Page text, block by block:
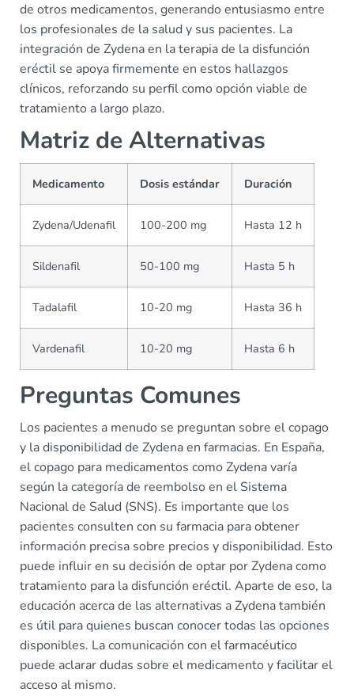
de otros medicamentos, generando entusiasmo entre
los profesionales de la salud y sus pacientes. La
integración de Zydena en la terapia de la disfunción
eréctil se apoya firmemente en estos hallazgos
clínicos, reforzando su perfil como opción viable de
tratamiento a largo plazo.
Matriz de Alternativas
Medicamento Dosis estándar Duración
Zydena/Udenafil 100-200 mg Hasta 12 h
Sildenafil 50-100 mg Hasta 5 h
Tadalafil 10-20 mg Hasta 36 h
Vardenafil 10-20 mg Hasta 6 h
Preguntas Comunes
Los pacientes a menudo se preguntan sobre el copago
y la disponibilidad de Zydena en farmacias. En España,
el copago para medicamentos como Zydena varía
según la categoría de reembolso en el Sistema
Nacional de Salud (SNS). Es importante que los
pacientes consulten con su farmacia para obtener
información precisa sobre precios y disponibilidad. Esto
puede influir en su decisión de optar por Zydena como
tratamiento para la disfunción eréctil. Aparte de eso, la
educación acerca de las alternativas a Zydena también
es útil para quienes buscan conocer todas las opciones
disponibles. La comunicación con el farmacéutico
puede aclarar dudas sobre el medicamento y facilitar el
acceso al mismo.